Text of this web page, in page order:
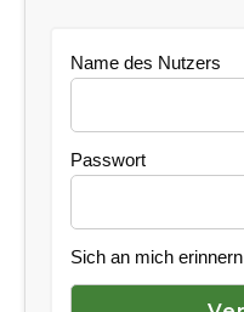
Name des Nutzers
Passwort
Sich an mich erinnern